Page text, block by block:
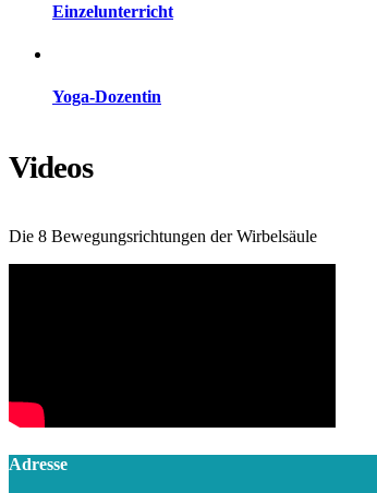
Einzelunterricht
Yoga-Dozentin
Videos
Die 8 Bewegungsrichtungen der Wirbelsäule
Adresse